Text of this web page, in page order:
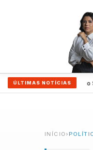
ÚLTIMAS NOTÍCIAS
oficializa 2º voto ao
INÍCIO ›